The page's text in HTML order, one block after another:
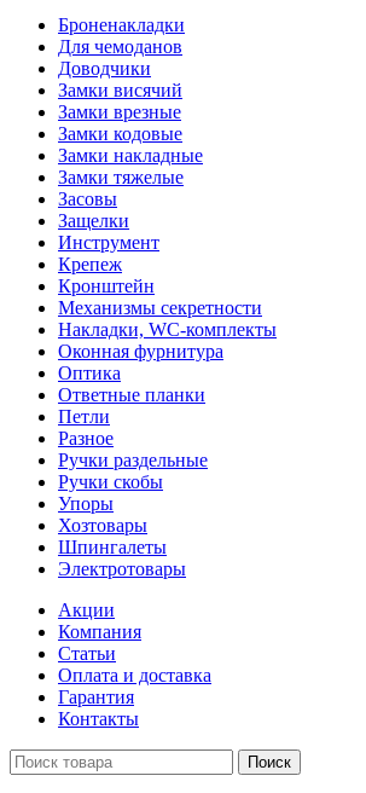
Броненакладки
Для чемоданов
Доводчики
Замки висячий
Замки врезные
Замки кодовые
Замки накладные
Замки тяжелые
Засовы
Защелки
Инструмент
Крепеж
Кронштейн
Механизмы секретности
Накладки, WC-комплекты
Оконная фурнитура
Оптика
Ответные планки
Петли
Разное
Ручки раздельные
Ручки скобы
Упоры
Хозтовары
Шпингалеты
Электротовары
Акции
Компания
Статьи
Оплата и доставка
Гарантия
Контакты
Поиск